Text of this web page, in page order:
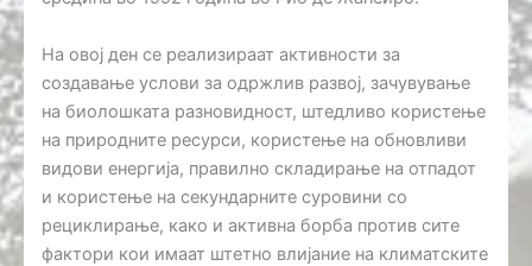
На овој ден се реализираат активности за
создавање услови за одржлив развој, зачувување
на биолошката разновидност, штедливо користење
на природните ресурси, користење на обновливи
видови енергија, правилно складирање на отпадот
и користење на секундарните суровини со
рециклирање, како и активна борба против сите
фактори кои имаат штетно влијание на климатските